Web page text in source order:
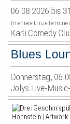
06.08.2026 bis
(mehrere
Karli Comedy
Blues
Donnerstag,
Jolys Live-